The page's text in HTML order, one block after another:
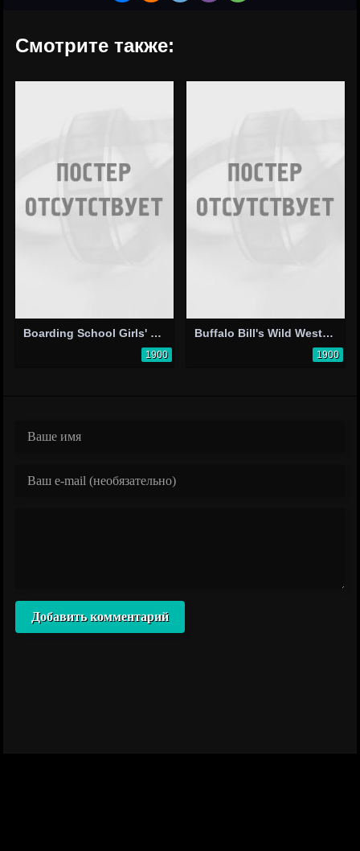
Смотрите также:
Boarding School Girls' Pajama Parade
1900
Buffalo Bill's Wild West Parade
1900
Добавить комментарий